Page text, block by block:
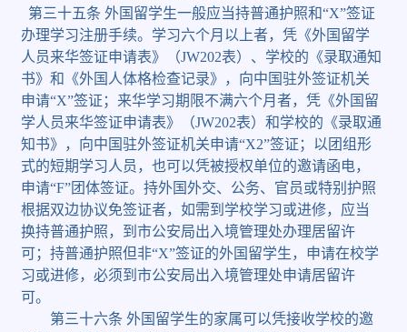
第三十五条 外国留学生一般应当持普通护照和“X”签证
办理学习注册手续。学习六个月以上者，凭《外国留学
人员来华签证申请表》（JW202表）、学校的《录取通知
书》和《外国人体格检查记录》，向中国驻外签证机关
申请“X”签证；来华学习期限不满六个月者，凭《外国留
学人员来华签证申请表》（JW202表）和学校的《录取通
知书》，向中国驻外签证机关申请“X2”签证；以团组形
式的短期学习人员，也可以凭被授权单位的邀请函电，
申请“F”团体签证。持外国外交、公务、官员或特别护照
根据双边协议免签证者，如需到学校学习或进修，应当
换持普通护照，到市公安局出入境管理处办理居留许
可；持普通护照但非“X”签证的外国留学生，申请在校学
习或进修，必须到市公安局出入境管理处申请居留许
可。
第三十六条 外国留学生的家属可以凭接收学校的邀